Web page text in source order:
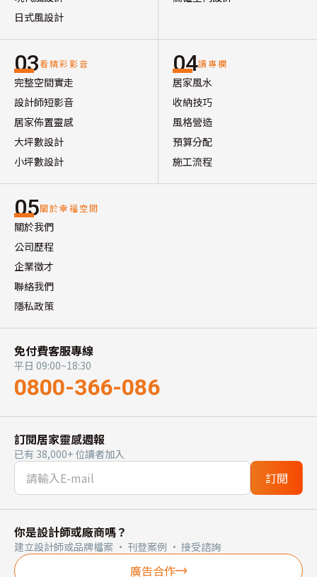
日式風設計
03看精彩影音
完整空間實走
設計師短影音
居家佈置靈感
大坪數設計
小坪數設計
04讀專欄
居家風水
收納技巧
風格營造
預算分配
施工流程
05關於幸福空間
關於我們
公司歷程
企業徵才
聯絡我們
隱私政策
免付費客服專線
平日 09:00~18:30
0800-366-086
訂閱居家靈感週報
已有 38,000+ 位讀者加入
訂閱
你是設計師或廠商嗎？
建立設計師或品牌檔案 · 刊登案例 · 接受諮詢
廣告合作